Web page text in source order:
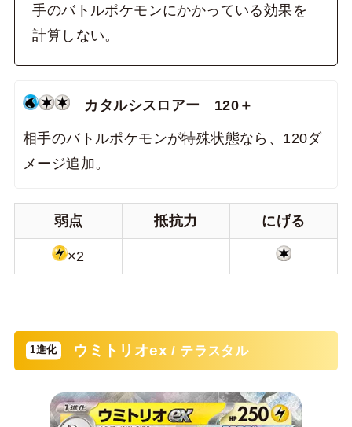
手のバトルポケモンにかかっている効果を
計算しない。
カタルシスロアー 120＋
相手のバトルポケモンが特殊状態なら、120ダ
メージ追加。
弱点 抵抗力 にげる
×2
ウミトリオex / テラスタル